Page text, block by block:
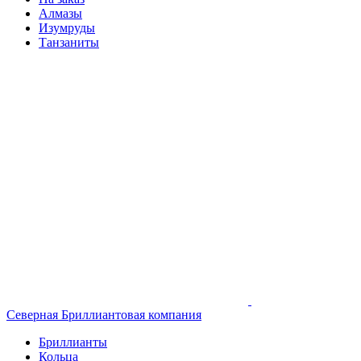
Алмазы
Изумруды
Танзаниты
Северная Бриллиантовая компания
Бриллианты
Кольца